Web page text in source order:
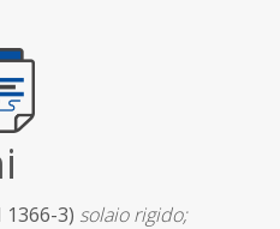
1366-3) solaio rigido;